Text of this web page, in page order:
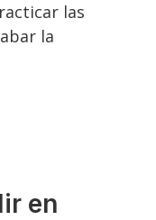
las
la
en